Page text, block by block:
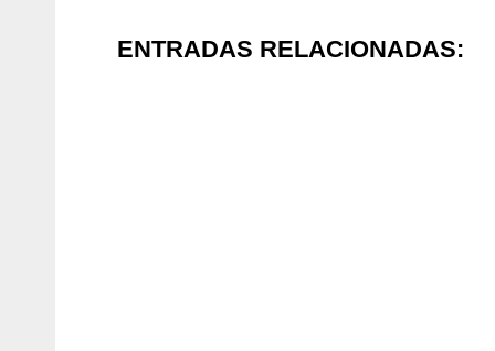
ENTRADAS RELACIONADAS: